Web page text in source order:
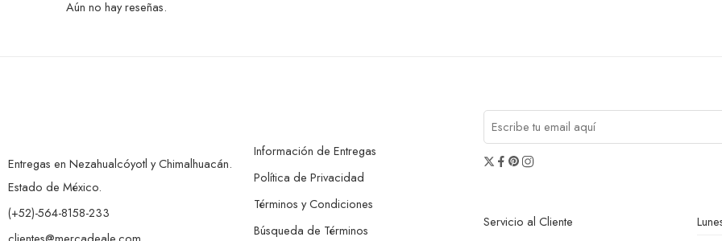
Aún no hay reseñas.
Entregas en Nezahualcóyotl y Chimalhuacán.
Estado de México.
(+52)-564-8158-233
Información de Entregas
Política de Privacidad
Términos y Condiciones
Búsqueda de Términos
Servicio al Cliente